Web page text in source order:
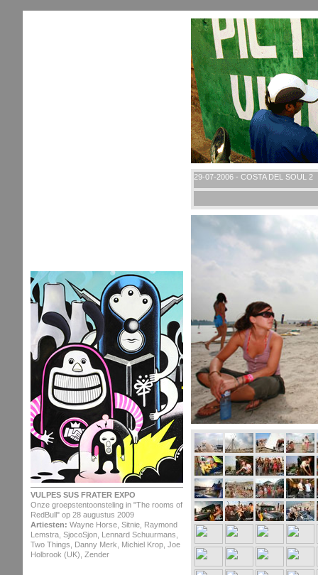
VULPES SUS FRATER EXPO
Onze groepstentoonsteling in "The rooms of
RedBull" op 28 augustus 2009
Artiesten: Wayne Horse, Sitnie, Raymond
Lemstra, SjocoSjon, Lennard Schuurmans,
Two Things, Danny Merk, Michiel Krop, Joe
Holbrook (UK), Zender
29-07-2006 - COSTA DEL SOUL 2